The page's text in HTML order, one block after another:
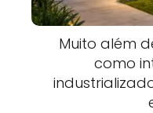
Muito além
como